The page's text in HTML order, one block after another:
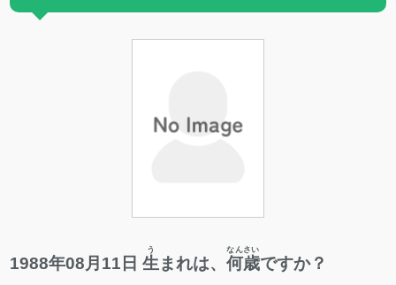
1988年08月 11 日 生
う
まれは、何歳
なんさい
ですか？